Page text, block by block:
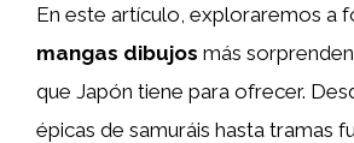
En este artículo, exploraremos a
mangas dibujos más
que Japón tiene para ofrecer.
épicas de samuráis hasta tramas